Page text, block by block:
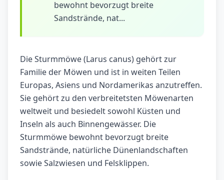
bewohnt bevorzugt breite
Sandstrände, nat...
Die Sturmmöwe (Larus canus) gehört zur
Familie der Möwen und ist in weiten Teilen
Europas, Asiens und Nordamerikas anzutreffen.
Sie gehört zu den verbreitetsten Möwenarten
weltweit und besiedelt sowohl Küsten und
Inseln als auch Binnengewässer. Die
Sturmmöwe bewohnt bevorzugt breite
Sandstrände, natürliche Dünenlandschaften
sowie Salzwiesen und Felsklippen.